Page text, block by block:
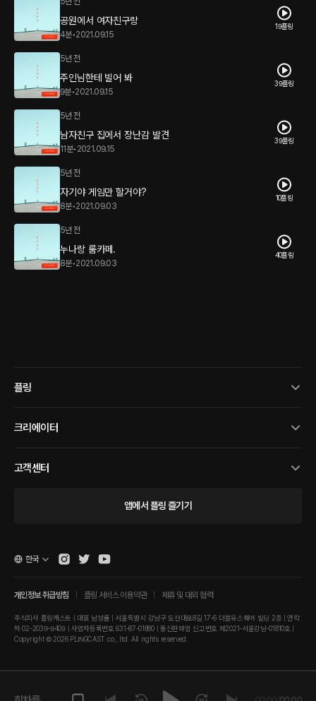
공원에서 여자친구랑
4분•2021.09.15
19플링
5년 전
주인님한테 빌어 봐
9분•2021.09.15
39플링
5년 전
남자친구 집에서 장난감 발견
11분• 2021.09.15
39플링
5년 전
자기야 게임만 할거야?
8분•2021.09.03
10플링
5년 전
누나랑 룸카페.
8분•2021.09.03
40플링
플링
크리에이터
고객센터
앱에서 플링 즐기기
개인정보 취급방침 플링 서비스 이용약관 제휴 및 대외 협력
주식회사 플링캐스트 | 대표 남성률 | 서울특별시 강남구 도산대로8길 17-6 더블유스퀘어 빌딩 2층 | 연락
처 02-2039-9409 | 사업자등록번호 631-87-01880 | 통신판매업 신고번호 제2021-서울강남-01810호 |
Copyright © 2026 PLINGCAST co., ltd. All rights reserved.
한국